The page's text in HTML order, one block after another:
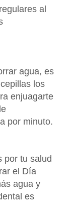
al
agua, es
los
enjuagarte
por minuto.
por tu salud
el Día
agua y
es